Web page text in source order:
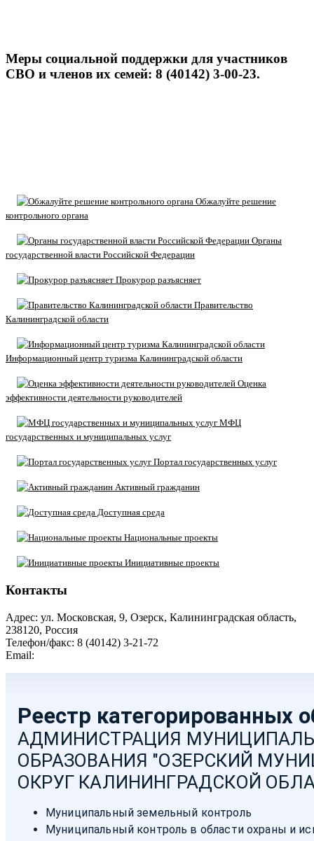
Меры социальной поддержки для участников
СВО и членов их семей: 8 (40142) 3-00-23.
Обжалуйте решение
контрольного органа
Органы
государственной власти Российской Федерации
Прокурор разъясняет
Правительство
Калининградской области
Информационный центр туризма Калининградской области
Оценка
эффективности деятельности руководителей
МФЦ
государственных и муниципальных услуг
Портал государственных услуг
Активный гражданин
Доступная среда
Национальные проекты
Инициативные проекты
Контакты
Адрес: ул. Московская, 9, Озерск, Калининградская область,
238120, Россия
Телефон/факс: 8 (40142) 3-21-72
Email: